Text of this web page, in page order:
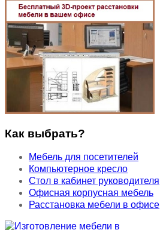
Как выбрать?
Мебель для посетителей
Компьютерное кресло
Стол в кабинет руководителя
Офисная корпусная мебель
Расстановка мебели в офисе